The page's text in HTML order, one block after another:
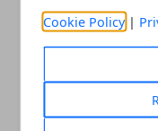
Cookie Policy |